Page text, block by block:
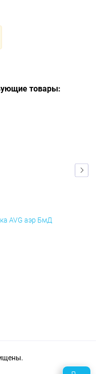
товары:
AVG аэр БмД